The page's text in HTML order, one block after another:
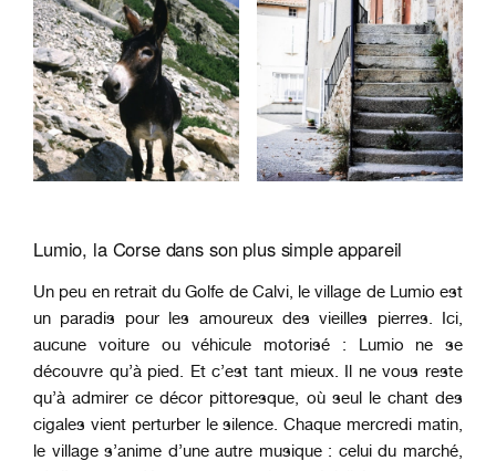
Lumio, la Corse dans son plus simple appareil
Un peu en retrait du Golfe de Calvi, le village de Lumio est
un paradis pour les amoureux des vieilles pierres. Ici,
aucune voiture ou véhicule motorisé : Lumio ne se
découvre qu’à pied. Et c’est tant mieux. Il ne vous reste
qu’à admirer ce décor pittoresque, où seul le chant des
cigales vient perturber le silence. Chaque mercredi matin,
le village s’anime d’une autre musique : celui du marché,